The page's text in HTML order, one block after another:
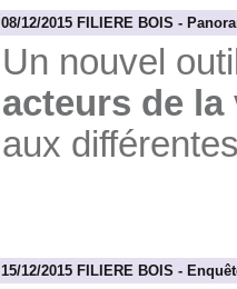
08/12/2015 FILIERE BOIS -
Un nouvel
acteurs de
aux
15/12/2015 FILIERE BOIS -